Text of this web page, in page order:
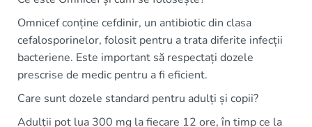
Omnicef conține cefdinir, un antibiotic din clasa
cefalosporinelor, folosit pentru a trata diferite infecții
bacteriene. Este important să respectați dozele
prescrise de medic pentru a fi eficient.
Care sunt dozele standard pentru adulți și copii?
Adulții pot lua 300 mg la fiecare 12 ore, în timp ce la